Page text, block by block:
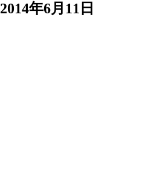
2014年6月11日